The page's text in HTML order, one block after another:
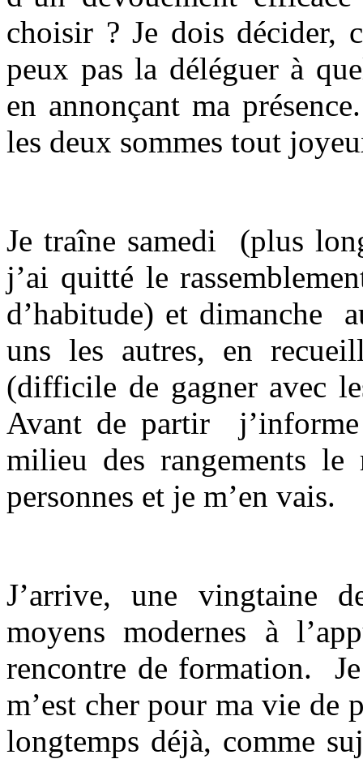
choisir ? Je dois décider,
peux pas la déléguer à
en annonçant ma
les deux sommes tout
Je traîne samedi (plus
j’ai quitté le
d’habitude) et dimanche
uns les autres, en
(difficile de gagner avec
Avant de partir
milieu des rangements le
personnes et je m’en
J’arrive, une vingtaine
moyens modernes à
rencontre de formation.
m’est cher pour ma vie
longtemps déjà, comme